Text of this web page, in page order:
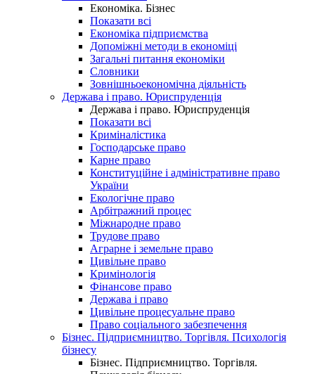
Економіка. Бізнес
Показати всі
Економіка підприємства
Допоміжні методи в економіці
Загальні питання економіки
Словники
Зовнішньоекономічна діяльність
Держава і право. Юриспруденція
Держава і право. Юриспруденція
Показати всі
Криміналістика
Господарське право
Карне право
Конституційне і адміністративне право
України
Екологічне право
Арбітражний процес
Міжнародне право
Трудове право
Аграрне і земельне право
Цивільне право
Кримінологія
Фінансове право
Держава і право
Цивільне процесуальне право
Право соціального забезпечення
Бізнес. Підприємництво. Торгівля. Психологія
бізнесу
Бізнес. Підприємництво. Торгівля.